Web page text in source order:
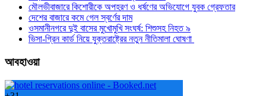
মৌলভীবাজারে কিশোরীকে অপহরণ ও ধর্ষণের অভিযোগে যুবক গ্রেফতার
দেশের বাজারে কমে গেল স্বর্ণের দাম
ওসমানীনগরে দুই বাসের মুখোমুখি সংঘর্ষ: শিশুসহ নিহত ৯
ভিসা-গ্রিন কার্ড নিয়ে যুক্তরাষ্ট্রের নতুন নীতিমালা ঘোষণা
আবহাওয়া